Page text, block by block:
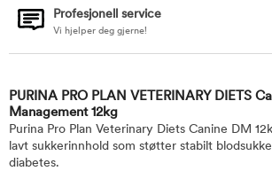
Profesjonell service
Vi hjelper deg gjerne!
PURINA PRO PLAN VETERINARY DIETS
Management 12kg
Purina Pro Plan Veterinary Diets Canine DM
lavt sukkerinnhold som støtter stabilt
diabetes.